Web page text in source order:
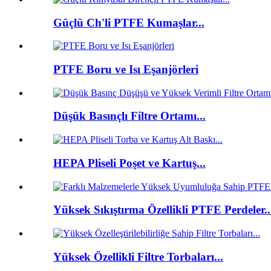
Güçlü Ch'li PTFE Kumaşlar...
PTFE Boru ve Isı Eşanjörleri
Düşük Basınçlı Filtre Ortamı...
HEPA Pliseli Poşet ve Kartuş...
Yüksek Sıkıştırma Özellikli PTFE
Yüksek Özellikli Filtre Torbaları...